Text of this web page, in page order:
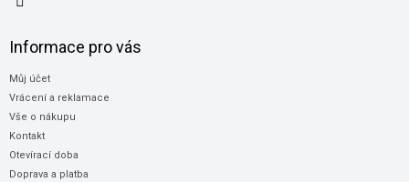
Informace pro vás
Můj účet
Vrácení a reklamace
Vše o nákupu
Kontakt
Otevírací doba
Doprava a platba